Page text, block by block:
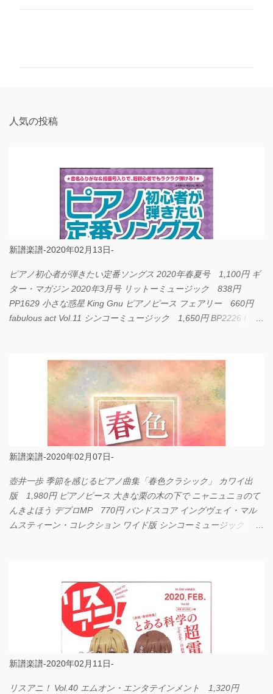
人気の投稿
新譜楽譜-2020年02月13日-
ピアノ初心者が弾きたい定番ソングス 2020年春夏号 1,100円 ギ
ター・マガジン 2020年3月号 リットーミュージック 838円
PP1629 小さな惑星 King Gnu ピアノピース フェアリー 660円
fabulous act Vol.11 シンコーミュージック 1,650円 BP2226 I
新譜楽譜-2020年02月07日-
壺井一歩 季節を感じるピアノ曲集「春色クラシック」 カワイ出
版 1,980円 ピアノピース 大きな栗の木の下で ニャニュニョのて
んきよほう デプロMP 770円 バンドスコア イングヴェイ・マル
ムスティーン・コレクション ワイド版 シンコーミュージック
新譜楽譜-2020年02月11日-
リスアニ！ Vol.40 エムオン・エンタテインメント 1,320円